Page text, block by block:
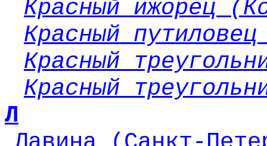
Красный ижорец
Красный
Красный
Красный
Л